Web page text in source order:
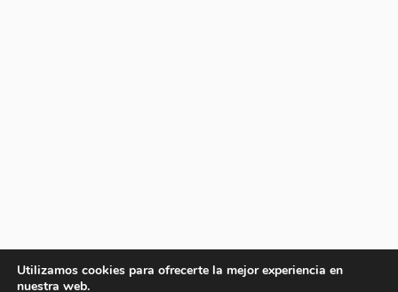
Utilizamos cookies para ofrecerte la mejor experiencia en
nuestra web.